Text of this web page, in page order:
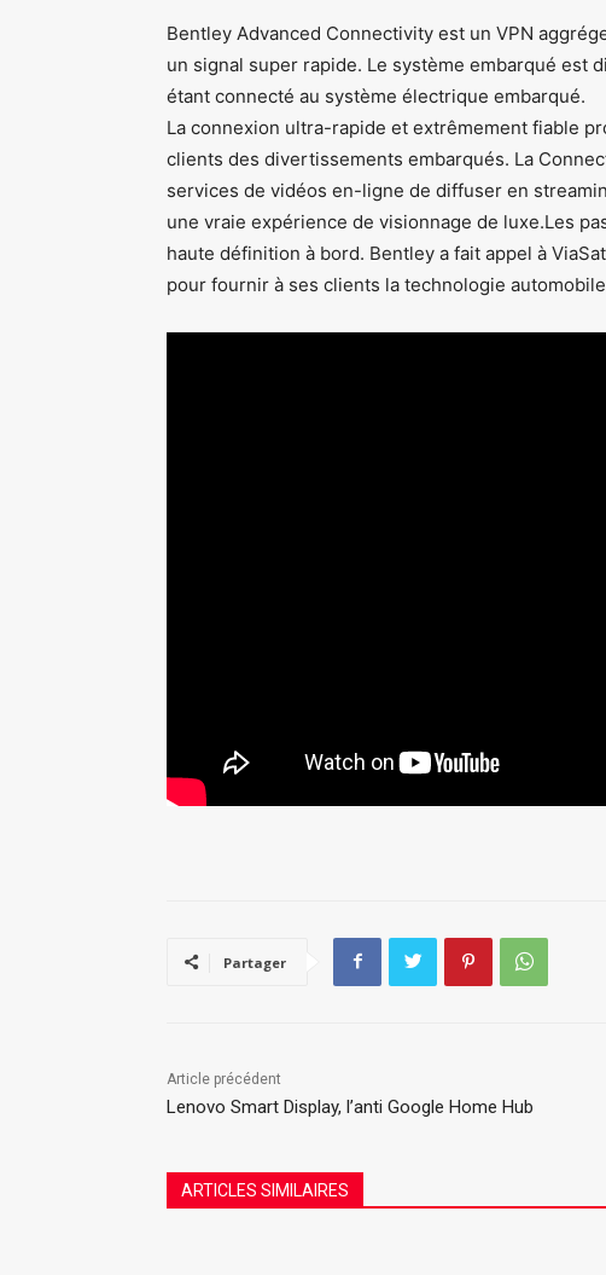
Bentley Advanced Connectivity est un VPN
un signal super rapide. Le système embarqué est
étant connecté au système électrique embarqué.
La connexion ultra-rapide et extrêmement fiable
clients des divertissements embarqués. La
services de vidéos en-ligne de diffuser en
une vraie expérience de visionnage de luxe.Les
haute définition à bord. Bentley a fait appel à
pour fournir à ses clients la technologie
Partager
Article précédent
Lenovo Smart Display, l’anti Google Home Hub
ARTICLES SIMILAIRES